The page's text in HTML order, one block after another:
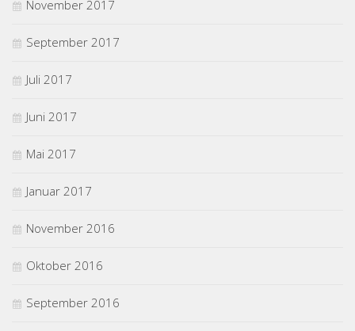
November 2017
September 2017
Juli 2017
Juni 2017
Mai 2017
Januar 2017
November 2016
Oktober 2016
September 2016